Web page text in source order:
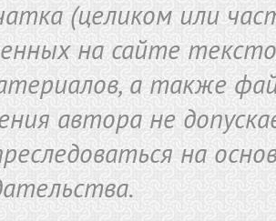
(целиком или
на сайте
а также
автора не
на